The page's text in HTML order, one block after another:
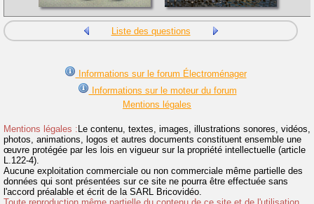
Liste des questions
Informations sur le forum Électroménager
Informations sur le moteur du forum
Mentions légales
Mentions légales : Le contenu, textes, images, illustrations sonores, vidéos,
photos, animations, logos et autres documents constituent ensemble une
œuvre protégée par les lois en vigueur sur la propriété intellectuelle (article
L.122-4).
Aucune exploitation commerciale ou non commerciale même partielle des
données qui sont présentées sur ce site ne pourra être effectuée sans
l'accord préalable et écrit de la SARL Bricovidéo.